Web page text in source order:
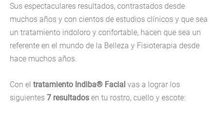
Sus espectaculares resultados, contrastados desde
muchos años y con cientos de estudios clínicos y que sea
un tratamiento indoloro y confortable, hacen que sea un
referente en el mundo de la Belleza y Fisioterapia desde
hace muchos años.
Con el tratamiento Indiba® Facial vas a lograr los
siguientes 7 resultados en tu rostro, cuello y escote: